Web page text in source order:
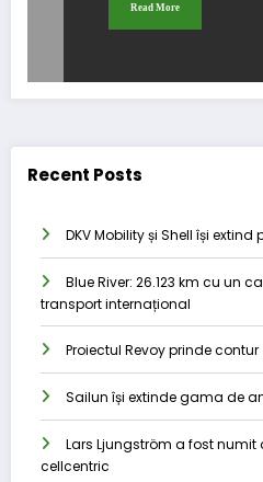
Read More
Recent Posts
DKV Mobility și Shell își
Blue River: 26.123 km cu un
transport internațional
Proiectul Revoy prinde contur
Sailun își extinde gama de
Lars Ljungström a fost numit
cellcentric